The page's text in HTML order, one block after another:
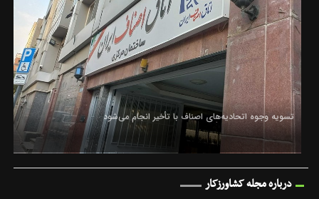
تسویه وجوه اتحادیه‌های اصناف با تأخیر انجام می‌شود
درباره مجله کشاورزکار